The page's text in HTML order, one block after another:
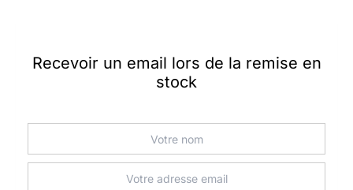
Recevoir un email lors de la remise en
stock